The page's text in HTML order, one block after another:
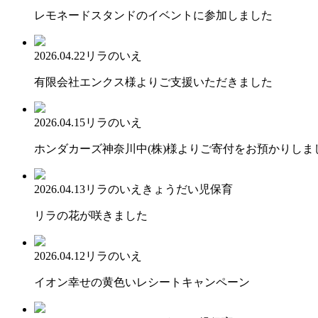
レモネードスタンドのイベントに参加しました
2026.04.22 リラのいえ
有限会社エンクス様よりご支援いただきました
2026.04.15リラのいえ
ホンダカーズ神奈川中(株)様よりご寄付をお預かりしま
2026.04.13リラのいえ きょうだい児保育
リラの花が咲きました
2026.04.12 リラのいえ
イオン幸せの黄色いレシートキャンペーン